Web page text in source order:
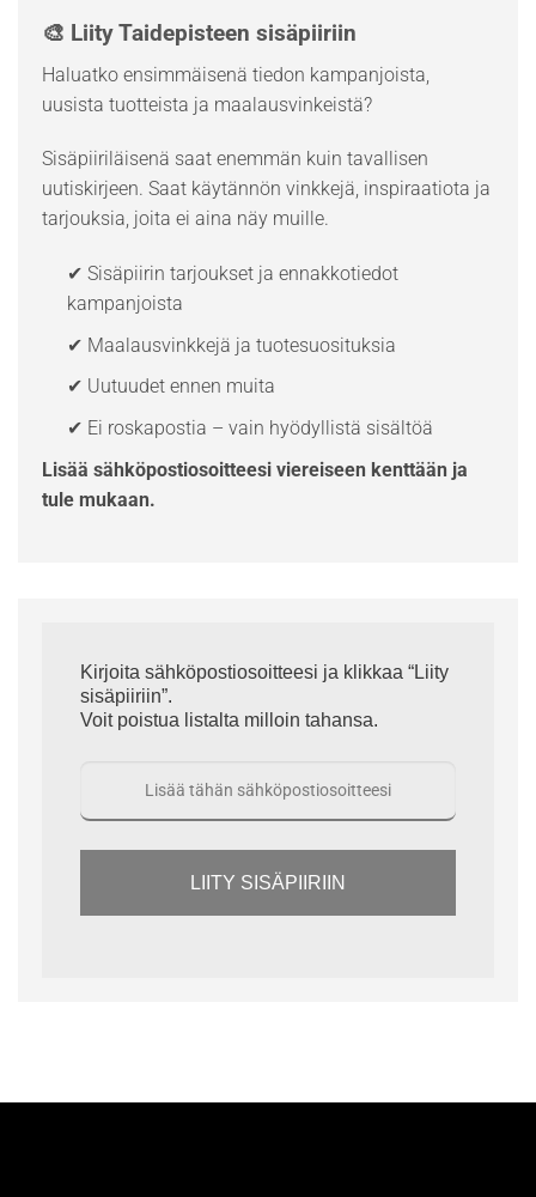
🎨 Liity Taidepisteen sisäpiiriin
Haluatko ensimmäisenä tiedon kampanjoista,
uusista tuotteista ja maalausvinkeistä?
Sisäpiiriläisenä saat enemmän kuin tavallisen
uutiskirjeen. Saat käytännön vinkkejä, inspiraatiota ja
tarjouksia, joita ei aina näy muille.
✔ Sisäpiirin tarjoukset ja ennakkotiedot
kampanjoista
✔ Maalausvinkkejä ja tuotesuosituksia
✔ Uutuudet ennen muita
✔ Ei roskapostia – vain hyödyllistä sisältöä
Lisää sähköpostiosoitteesi viereiseen kenttään ja
tule mukaan.
Kirjoita sähköpostiosoitteesi ja klikkaa “Liity
sisäpiiriin”.
Voit poistua listalta milloin tahansa.
LIITY SISÄPIIRIIN